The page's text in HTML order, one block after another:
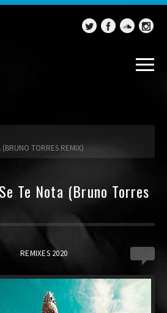
(BRUNO TORRES REMIX)
Te Nota (Bruno Torres
REMIXES 2020